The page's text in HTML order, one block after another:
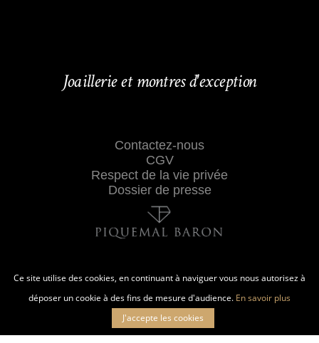
Joaillerie et montres d'exception
Contactez-nous
CGV
Respect de la vie privée
Dossier de presse
27 RUE CROIX-BARAGNON 31000 TOULOUSE
Ce site utilise des cookies, en continuant à naviguer vous nous autorisez à
déposer un cookie à des fins de mesure d'audience. En savoir plus
J'accepte les cookies